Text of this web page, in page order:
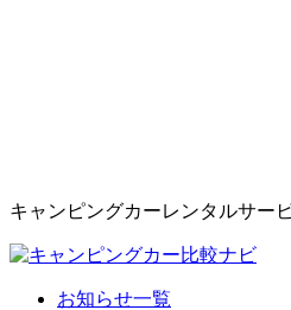
キャンピングカーレンタルサー
お知らせ一覧